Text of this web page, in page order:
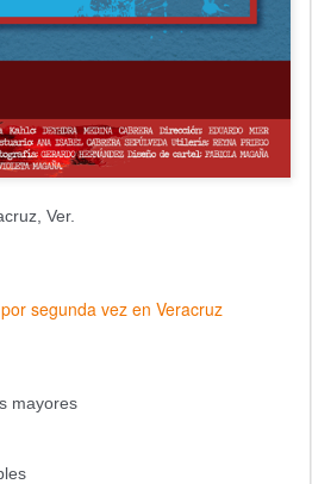
Ver.
segunda vez en Veracruz
mayores